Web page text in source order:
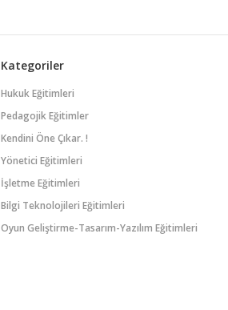
Kategoriler
Hukuk Eğitimleri
Pedagojik Eğitimler
Kendini Öne Çıkar. !
Yönetici Eğitimleri
İşletme Eğitimleri
Bilgi Teknolojileri Eğitimleri
Oyun Geliştirme-Tasarım-Yazılım Eğitimleri